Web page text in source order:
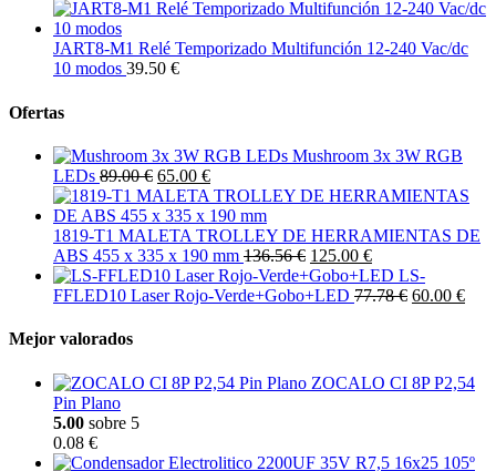
JART8-M1 Relé Temporizado Multifunción 12-240 Vac/dc
10 modos 39.50 €
Ofertas
Mushroom 3x 3W RGB
LEDs 89.00 € 65.00 €
1819-T1 MALETA TROLLEY DE HERRAMIENTAS DE
ABS 455 x 335 x 190 mm 136.56 € 125.00 €
LS-
FFLED10 Laser Rojo-Verde+Gobo+LED 77.78 € 60.00 €
Mejor valorados
ZOCALO CI 8P P2,54
Pin Plano
5.00 sobre 5
0.08 €